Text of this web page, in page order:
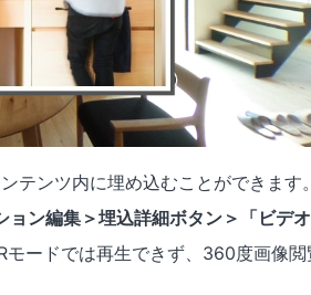
テンツ内に埋め込むことができます。
ン編集＞埋込詳細ボタン＞「ビデオ
ードでは再生できず、360度画像閲